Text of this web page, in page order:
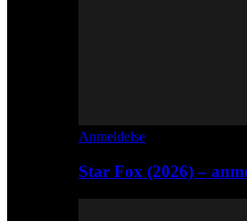
Anmeldelse
Star Fox (2026) –